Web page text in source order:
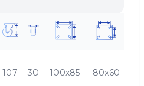
107 30 100х85 80х60